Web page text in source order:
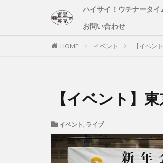
ハイサイ！ウチナータイ
お問い合わせ
HOME イベント 【イベン
【イベント】
イベント, ライブ